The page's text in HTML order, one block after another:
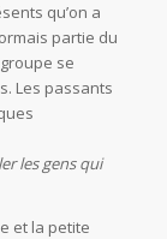
qu’on a
partie du
se
Les passants
les gens qui
et la petite